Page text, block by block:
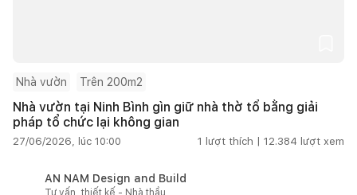
Nhà vườn Trên 200m2
Nhà vườn tại Ninh Bình gìn giữ nhà thờ tổ bằng giải
pháp tổ chức lại không gian
27/06/2026, lúc 10:00 1 lượt thích | 12.384 lượt xem
AN NAM Design and Build
Tư vấn, thiết kế - Nhà thầu